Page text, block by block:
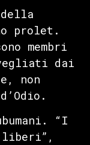
prolet.
membri
dai
non
“I
liberi”,